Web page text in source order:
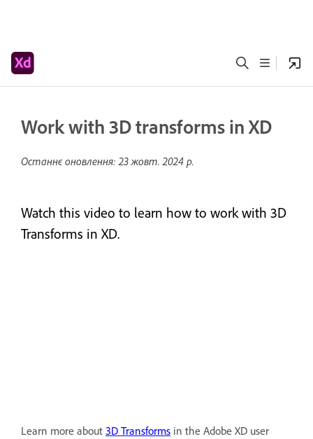
Work with 3D transforms in XD
Останнє оновлення:23 жовт. 2024 р.
Watch this video to learn how to work with 3D
Transforms in XD.
Learn more about 3D Transforms in the Adobe XD user